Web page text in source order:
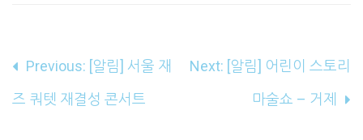
글
내
Previous: [알림] 서울 재
즈 쿼텟 재결성 콘서트
Next: [알림] 어린이 스토리
마술쇼 – 거제